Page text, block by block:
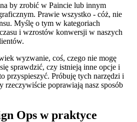
by zrobić w Paincie lub innym
Prawie wszystko - cóż, nie
Myślę o tym w kategoriach
i wzrostów konwersji w naszych
wyzwanie, coś, czego nie mogę
sprawdzić, czy istnieją inne opcje i
przyspieszyć. Próbuję tych narzędzi i
rzeczywiście poprawiają nasz sposób
Ops w praktyce